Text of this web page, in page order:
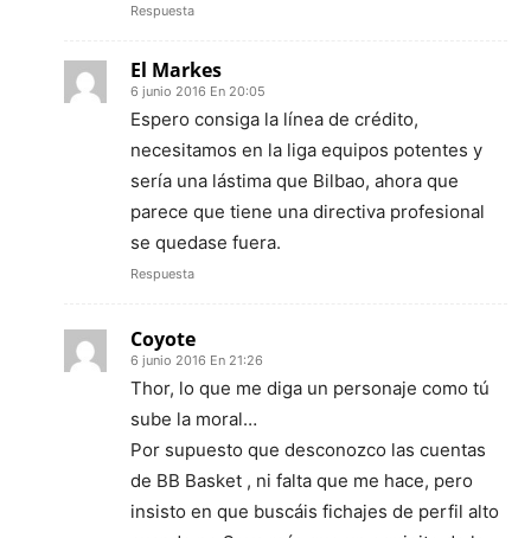
Respuesta
El Markes
6 junio 2016 En 20:05
Espero consiga la línea de crédito,
necesitamos en la liga equipos potentes y
sería una lástima que Bilbao, ahora que
parece que tiene una directiva profesional
se quedase fuera.
Respuesta
Coyote
6 junio 2016 En 21:26
Thor, lo que me diga un personaje como tú
sube la moral…
Por supuesto que desconozco las cuentas
de BB Basket , ni falta que me hace, pero
insisto en que buscáis fichajes de perfil alto